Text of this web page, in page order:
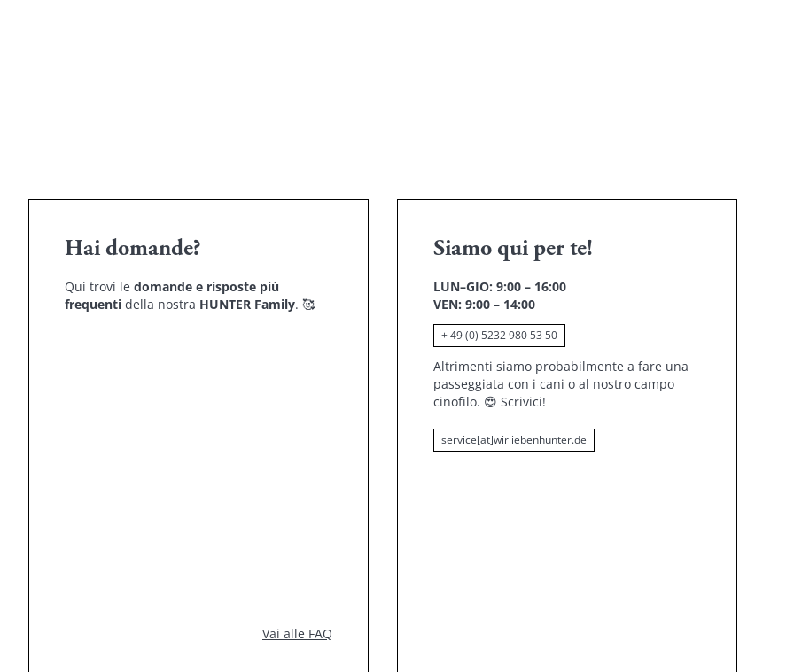
Hai domande?
Qui trovi le domande e risposte più
frequenti della nostra HUNTER Family. 🥰
Vai alle FAQ
Siamo qui per te!
LUN–GIO: 9:00 – 16:00
VEN: 9:00 – 14:00
+ 49 (0) 5232 980 53 50
Altrimenti siamo probabilmente a fare una
passeggiata con i cani o al nostro campo
cinofilo. 😍 Scrivici!
service[at]wirliebenhunter.de